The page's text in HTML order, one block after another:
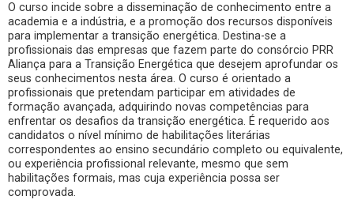
O curso incide sobre a disseminação de conhecimento entre a
academia e a indústria, e a promoção dos recursos disponíveis
para implementar a transição energética. Destina-se a
profissionais das empresas que fazem parte do consórcio PRR
Aliança para a Transição Energética que desejem aprofundar os
seus conhecimentos nesta área. O curso é orientado a
profissionais que pretendam participar em atividades de
formação avançada, adquirindo novas competências para
enfrentar os desafios da transição energética. É requerido aos
candidatos o nível mínimo de habilitações literárias
correspondentes ao ensino secundário completo ou equivalente,
ou experiência profissional relevante, mesmo que sem
habilitações formais, mas cuja experiência possa ser
comprovada.